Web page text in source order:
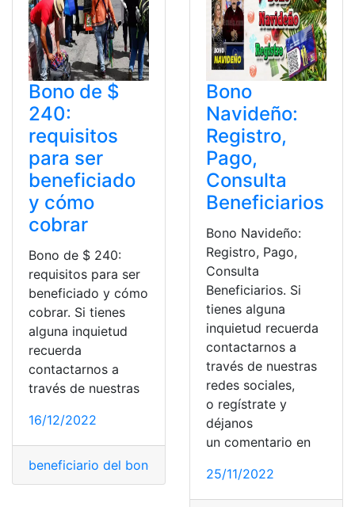
Bono de $
240:
requisitos
para ser
beneficiado
y cómo
cobrar
Bono de $ 240:
requisitos para ser
beneficiado y cómo
cobrar. Si tienes
alguna inquietud
recuerda
contactarnos a
través de nuestras
16/12/2022
beneficiario del bono Beneficiarios, Bono MIES
Bono
Navideño:
Registro,
Pago,
Consulta
Beneficiarios
Bono Navideño:
Registro, Pago,
Consulta
Beneficiarios. Si
tienes alguna
inquietud recuerda
contactarnos a
través de nuestras
redes sociales,
o regístrate y
déjanos
un comentario en
25/11/2022